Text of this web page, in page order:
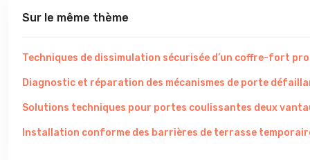
Sur le même thème
Techniques de dissimulation sécurisée d’un coffre-fort
Diagnostic et réparation des mécanismes de porte
Solutions techniques pour portes coulissantes deux
Installation conforme des barrières de terrasse